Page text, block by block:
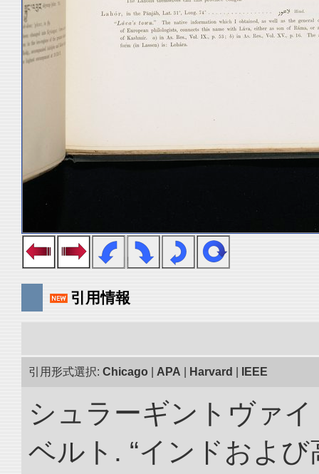
引用情報
引用形式選択: Chicago APA Harvard IEEE
シュラーギントヴァ
ベルト. “インドおよ